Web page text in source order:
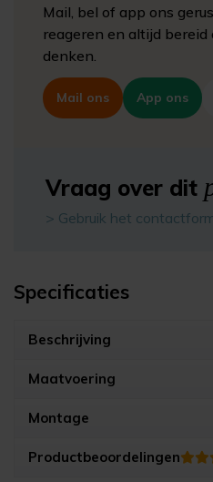
Mail, bel of app ons
reageren en altijd bereid
denken.
Mail ons App ons
Vraag over dit
> Gebruik het
Specificaties
Beschrijving
Maatvoering
Montage
Productbeoordelingen